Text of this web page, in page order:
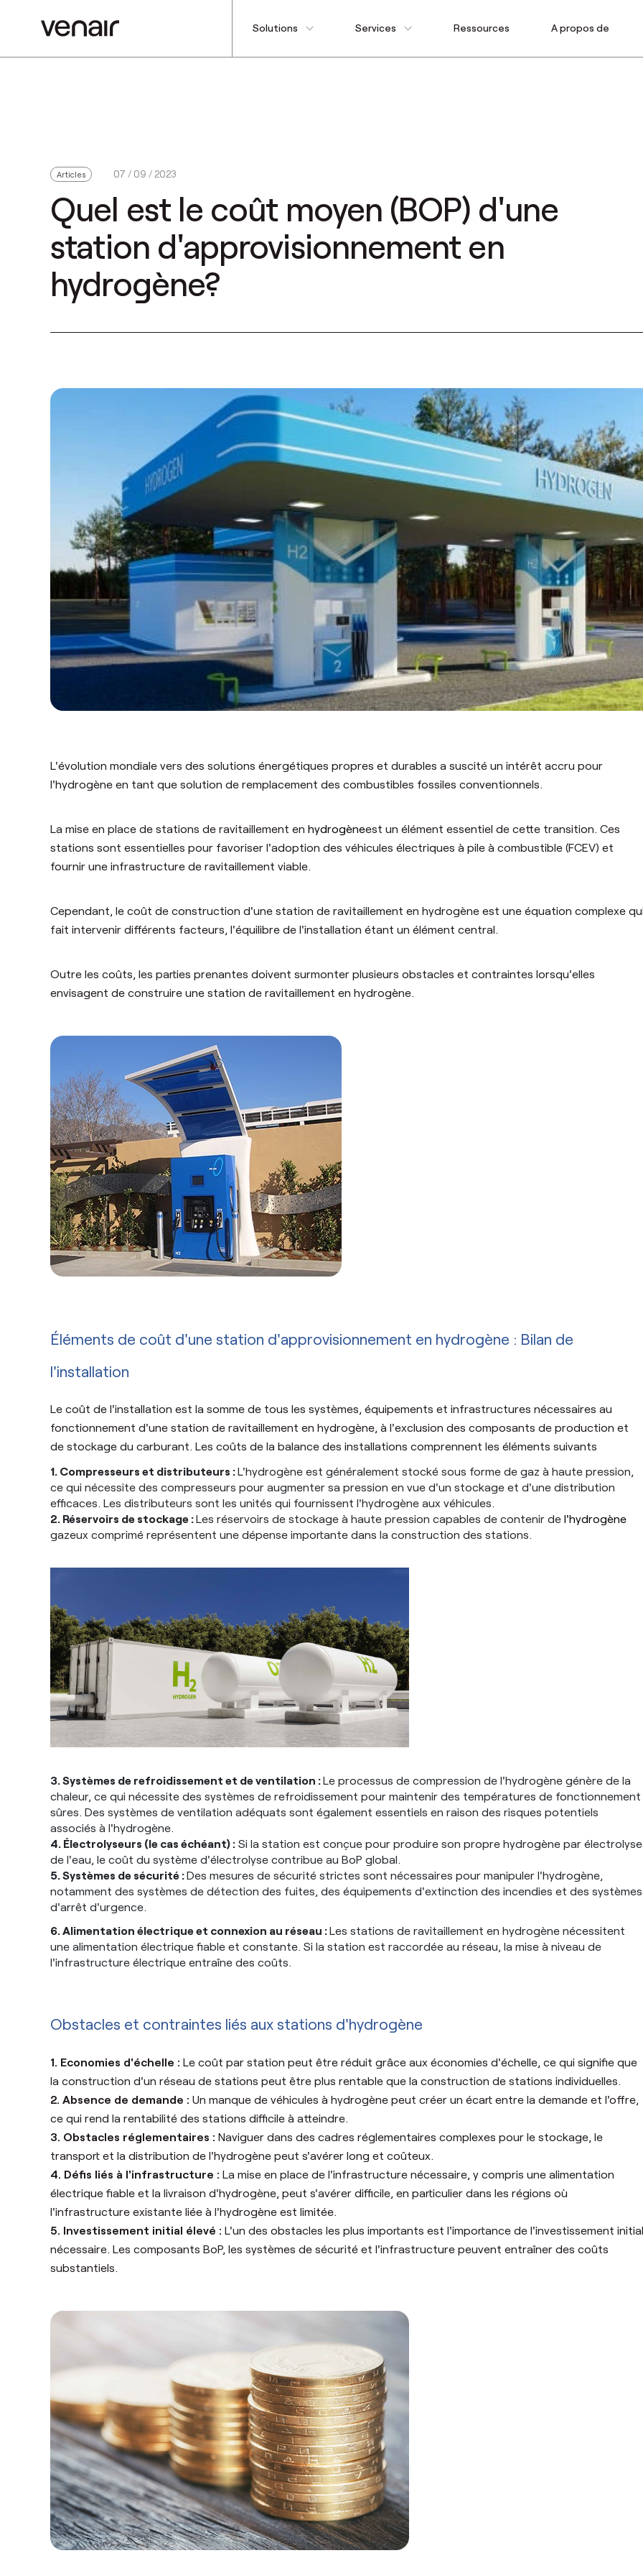
Solutions Services Ressources A propos de
Articles 07 / 09 / 2023
Quel est le coût moyen (BOP) d'une
station d'approvisionnement en
hydrogène?
L'évolution mondiale vers des solutions énergétiques propres et durables a suscité un intérêt accru pour
l'hydrogène en tant que solution de remplacement des combustibles fossiles conventionnels.
La mise en place de stations de ravitaillement enhydrogèneest un élément essentiel de cette transition. Ces
stations sont essentielles pour favoriser l'adoption des véhicules électriques à pile à combustible (FCEV) et
fournir une infrastructure de ravitaillement viable.
Cependant, le coût de construction d'une station de ravitaillement en hydrogène est une équation complexe
fait intervenir différents facteurs, l'équilibre de l'installation étant un élément central.
Outre les coûts, les parties prenantes doivent surmonter plusieurs obstacles et contraintes lorsqu'elles
envisagent de construire une station de ravitaillement en hydrogène.
Éléments de coût d'une station d'approvisionnement en hydrogène : Bilan de
l'installation
Le coût de l'installation est la somme de tous les systèmes, équipements et infrastructures nécessaires au
fonctionnement d'une station de ravitaillement en hydrogène, à l'exclusion des composants de production et
de stockage du carburant. Les coûts de la balance des installations comprennent les éléments suivants
1. Compresseurs et distributeurs :L'hydrogène est généralement stocké sous forme de gaz à haute pression,
ce qui nécessite des compresseurs pour augmenter sa pression en vue d'un stockage et d'une distribution
efficaces. Les distributeurs sont les unités qui fournissent l'hydrogène aux véhicules.
2. Réservoirs de stockage :Les réservoirs de stockage à haute pression capables de contenir del'hydrogène
gazeux comprimé représentent une dépense importante dans la construction des stations.
3. Systèmes de refroidissement et de ventilation :Le processus de compression de l'hydrogène génère de la
chaleur, ce qui nécessite des systèmes de refroidissement pour maintenir des températures de fonctionnement
sûres. Des systèmes de ventilation adéquats sont également essentiels en raison des risques potentiels
associés à l'hydrogène.
4. Électrolyseurs (le cas échéant) : Si la station est conçue pour produire son propre hydrogène par électrolyse
de l'eau, le coût du système d'électrolyse contribue au BoP global.
5. Systèmes de sécurité :Des mesures de sécurité strictes sont nécessaires pour manipuler l'hydrogène,
notamment des systèmes de détection des fuites, des équipements d'extinction des incendies et des systèmes
d'arrêt d'urgence.
6. Alimentation électrique et connexion au réseau :Les stations de ravitaillement en hydrogène nécessitent
une alimentation électrique fiable et constante. Si la station est raccordée au réseau, la mise à niveau de
l'infrastructure électrique entraîne des coûts.
Obstacles et contraintes liés aux stations d'hydrogène
1. Economies d'échelle :Le coût par station peut être réduit grâce aux économies d'échelle, ce qui signifie que
la construction d'un réseau de stations peut être plus rentable que la construction de stations individuelles.
2. Absence de demande :Un manque de véhicules à hydrogène peut créer un écart entre la demande et l'offre,
ce qui rend la rentabilité des stations difficile à atteindre.
3. Obstacles réglementaires :Naviguer dans des cadres réglementaires complexes pour le stockage, le
transport et la distribution de l'hydrogène peut s'avérer long et coûteux.
4. Défis liés à l'infrastructure :La mise en place de l'infrastructure nécessaire, y compris une alimentation
électrique fiable et la livraison d'hydrogène, peut s'avérer difficile, en particulier dans les régions où
l'infrastructure existante liée à l'hydrogène est limitée.
5. Investissement initial élevé :L'un des obstacles les plus importants est l'importance de l'investissement
nécessaire. Les composants BoP, les systèmes de sécurité et l'infrastructure peuvent entraîner des coûts
substantiels.